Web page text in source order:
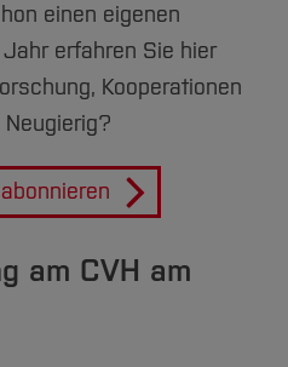
einen eigenen
erfahren Sie hier
Kooperationen
am CVH am